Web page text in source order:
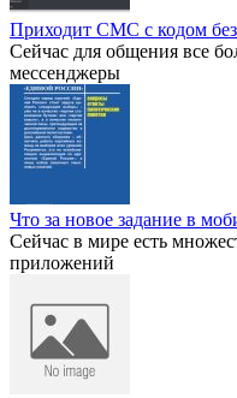
Приходит СМС с кодом
Сейчас для общения все
мессенджеры
Что за новое задание в
Сейчас в мире есть
приложений